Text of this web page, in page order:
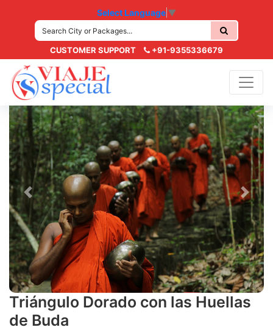
Select Language ▼
CUSTOMER SUPPORT +91-9355336679
Previous Next
Triángulo Dorado con las Huellas
de Buda